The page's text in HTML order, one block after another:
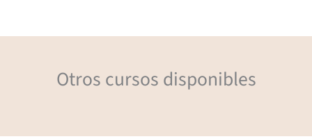
Otros cursos disponibles